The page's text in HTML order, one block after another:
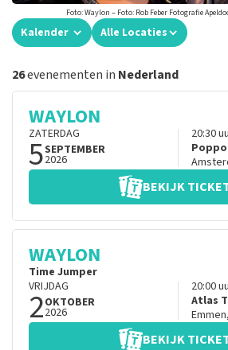
Foto: Waylon – Foto: Rob Feber Fotografie
Kalender Alle Locaties
26evenementen in Nederland
WAYLON
ZATERDAG
5SEPTEMBER
2026
20:30
BEKIJK
WAYLON
Time Jumper
VRIJDAG
2OKTOBER
2026
20:00
Atlas
Emmen,
BEKIJK